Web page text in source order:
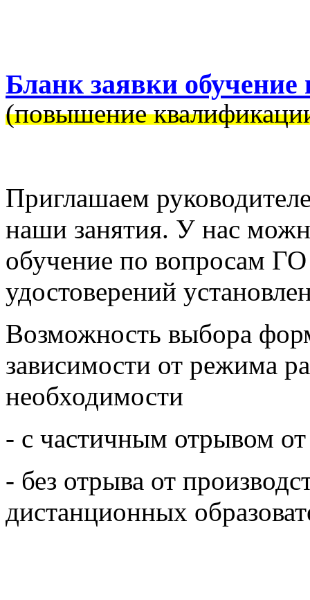
Бланк заявки
(повышение
Приглашаем
наши занятия. У нас
обучение по вопросам
удостоверений
Возможность выбора
зависимости от режима
необходимости
- с частичным отрывом от
- без отрыва от
дистанционных